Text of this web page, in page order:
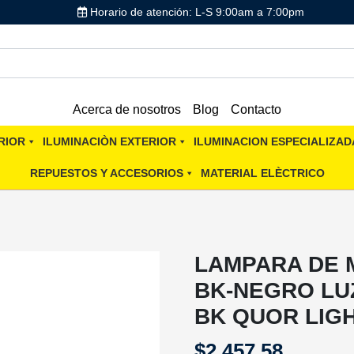
Horario de atención: L-S 9:00am a 7:00pm
Acerca de nosotros Blog Contacto
ILUMINACIÒN EXTERIOR ILUMINACION
REPUESTOS Y ACCESORIOS MATERIAL ELÈCTRICO
LAMPARA DE
BK-NEGRO
BK QUOR